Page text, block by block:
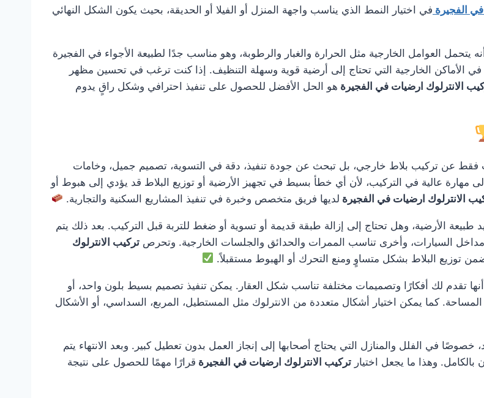
الفجيرة في اختيار النمط الذي يناسب واجهة المنزل أو الفيلا أو الحديقة، بحيث يكون الشكل النهائي
يتحمل العوامل الخارجية مثل الحرارة والغبار والرطوبة، وهو مناسب جدًا لطبيعة الأجواء في الفجيرة
في الأماكن الخارجية التي تحتاج إلى أرضية قوية وسهلة التنظيف. إذا كنت ترغب في تحسين مظهر
الانترلوك ارضيات في الفجيرة هو الحل الأفضل للحصول على تنفيذ احترافي وشكل راقٍ يدوم
فقط عن تركيب بلاط خارجي، بل تبحث عن جودة تنفيذ، دقة في التسوية، تصميم جميل، وخامات
مهارة عالية في التركيب، لأن أي خطأ بسيط في تجهيز الأرضية أو توزيع البلاط قد يؤدي إلى هبوط أو
الانترلوك ارضيات في الفجيرة لديها فريق متخصص وخبرة في تنفيذ المشاريع السكنية والتجارية.
الأرضية، وهل تحتاج إلى إزالة طبقة قديمة أو تسوية أو ضغط للتربة قبل التركيب. بعد ذلك يتم
السيارات، وأخرى تناسب الممرات والحدائق والجلسات الخارجية. وتحرص تركيب الانترلوك
توزيع البلاط بشكل متساوٍ ومنع التحرك أو الهبوط مستقبلاً.
أنها تقدم لك أفكارًا وتصميمات مختلفة تناسب شكل العقار. يمكن تنفيذ تصميم بسيط بلون واحد، أو
كما يمكن اختيار أشكال متعددة من الانترلوك مثل المستطيل، المربع، السداسي، أو الأشكال
خصوصًا في الفلل والمنازل التي يحتاج أصحابها إلى إنجاز العمل بدون تعطيل كبير. وبعد الانتهاء يتم
وهذا ما يجعل اختيار تركيب الانترلوك ارضيات في الفجيرة قرارًا مهمًا للحصول على نتيجة